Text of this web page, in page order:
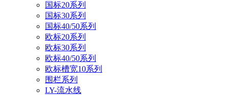
国标20系列
国标30系列
国标40/50系列
欧标20系列
欧标30系列
欧标40/50系列
欧标槽宽10系列
围栏系列
LY-流水线